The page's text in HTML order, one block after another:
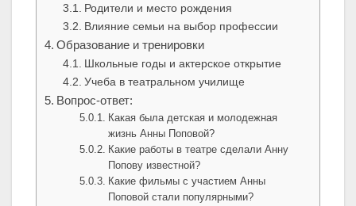
Родители и место рождения
Влияние семьи на выбор профессии
Образование и тренировки
Школьные годы и актерское открытие
Учеба в театральном училище
Вопрос-ответ:
Какая была детская и молодежная
жизнь Анны Поповой?
Какие работы в театре сделали Анну
Попову известной?
Какие фильмы с участием Анны
Поповой стали популярными?